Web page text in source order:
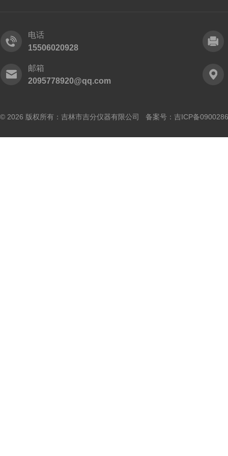
电话
15506020928
邮箱
2095778920@qq.com
© 2026 版权所有：吉林市吉分仪器有限公司 备案号： 吉ICP备